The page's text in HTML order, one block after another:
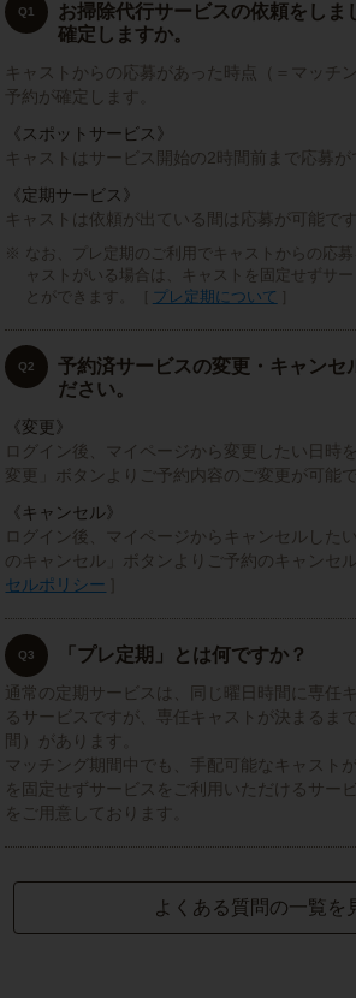
Q1
お掃除代行サービスの依頼をしま
確定しますか。
キャストからの応募があった時点（＝マッチ
予約が確定します。
《スポットサービス》
キャストはサービス開始の2時間前まで応募が
《定期サービス》
キャストは依頼が出ている間は応募が可能です
なお、プレ定期のご利用でキャストからの応
ャストがいる場合は、キャストを固定せずサ
とができます。［ プレ定期について ］
Q2
予約済サービスの変更・キャンセ
ださい。
《変更》
ログイン後、マイページから変更したい日時
変更」ボタンよりご予約内容のご変更が可能で
《キャンセル》
ログイン後、マイページからキャンセルした
のキャンセル」ボタンよりご予約のキャンセ
セルポリシー
Q3 「プレ定期」とは何ですか？
通常の定期サービスは、同じ曜日時間に専任
るサービスですが、専任キャストが決まるま
間）があります。
マッチング期間中でも、手配可能なキャスト
を固定せずサービスをご利用いただけるサー
をご用意しております。
よくある質問の一覧を